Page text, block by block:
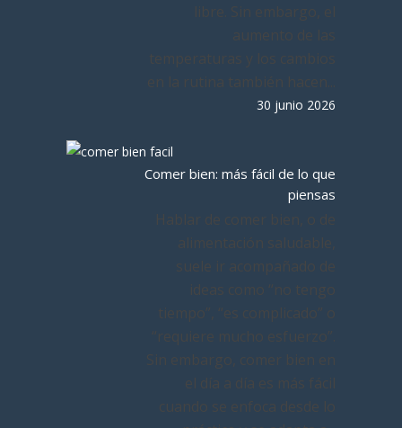
libre. Sin embargo, el
aumento de las
temperaturas y los cambios
en la rutina también hacen...
30 junio 2026
Comer bien: más fácil de lo que
piensas
Hablar de comer bien, o de
alimentación saludable,
suele ir acompañado de
ideas como “no tengo
tiempo”, “es complicado” o
“requiere mucho esfuerzo”.
Sin embargo, comer bien en
el día a día es más fácil
cuando se enfoca desde lo